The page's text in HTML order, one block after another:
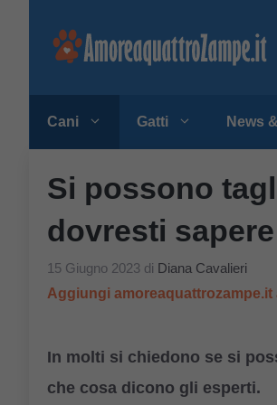
Cani Gatti News
Si possono
dovresti sapere
15 Giugno 2023 di Diana Cavalieri
Aggiungi
In molti si chiedono se si
che cosa dicono gli esperti.